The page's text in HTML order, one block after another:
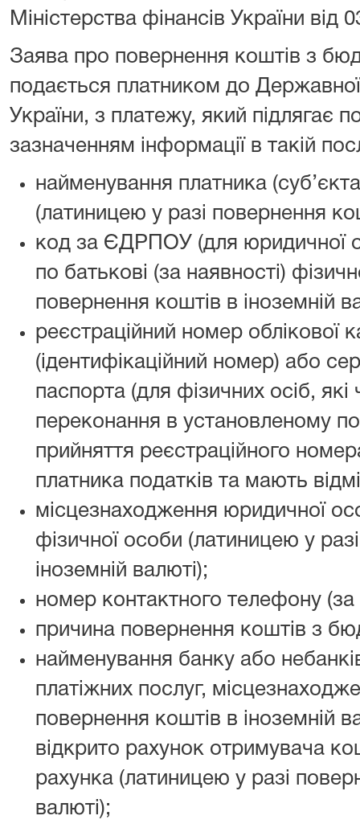
Міністерства фінансів України
Заява про повернення коштів з
подається платником до Державної
України, з платежу, який підлягає
зазначенням інформації в такій
найменування платника
(латиницею у разі повернення
код за ЄДРПОУ (для юридичної
по батькові (за наявності)
повернення коштів в іноземній
реєстраційний номер облікової
(ідентифікаційний номер) або
паспорта (для фізичних осіб, які
переконання в установленому
прийняття реєстраційного
платника податків та мають
місцезнаходження юридичної
фізичної особи (латиницею у
іноземній валюті);
номер контактного телефону
причина повернення коштів з
найменування банку або
платіжних послуг,
повернення коштів в іноземній
відкрито рахунок отримувача
рахунка (латиницею у разі
валюті);